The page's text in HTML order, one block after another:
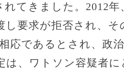
てきました。2012年
要求が拒否され、そ
応であるとされ、政
は、ワトソン容疑者に